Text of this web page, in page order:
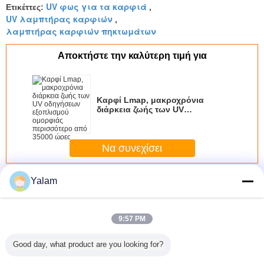
Ετικέττες: UV φως για τα καρφιά ,
UV λαμπτήρας καρφιών ,
λαμπτήρας καρφιών πηκτωμάτων
Αποκτήστε την καλύτερη τιμή για
Καρφί Lmap, μακροχρόνια
διάρκεια ζωής των UV
35000 ώρες
Να συνεχίσει
Περισσότεροι
36w UV
Ελαφρύς
Yalam
9:57 PM
Good day, what product are you looking for?